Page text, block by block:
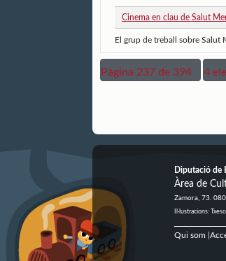
Cinema en clau de Salut
El grup de treball sobre Salut
Pàgina 237 de 394 4
Diputació de
Àrea de
Zamora, 73.
Il·lustracions:
Qui som